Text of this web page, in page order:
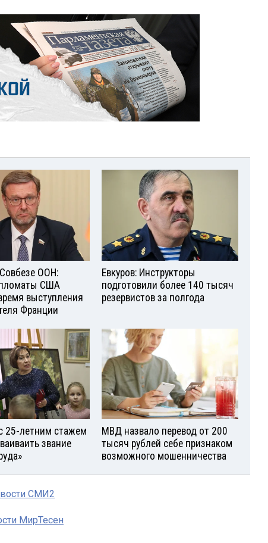
ООН:
США
выступления
Франции
Евкуров: Инструкторы
подготовили более 140 тысяч
резервистов за полгода
25-летним стажем
звание
МВД назвало перевод от 200
тысяч рублей себе признаком
возможного мошенничества
СМИ2
МирТесен